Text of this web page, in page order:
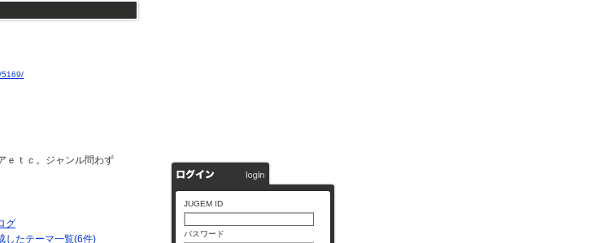
5169/
ｅｔｃ。ジャンル問わず
グ
したテーマ一覧(6件)
JUGEM ID
パスワード